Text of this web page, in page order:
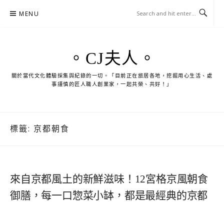
MENU
。CJ夫人。
關於當代文化體驗採集與紀錄的一切。「目前正在旅居各地，挖掘用心生活、處
事謹慎的匠人職人創業家，一起共榮、共好！」
標籤: 京都朝食
來自京都風土的新鮮滋味！12宮格京風朝食
御膳，每一口惣菜小缽，都是最經典的京都